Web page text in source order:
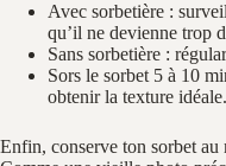
Avec sorbetière :
qu’il ne devienne trop
Sans sorbetière :
Sors le sorbet 5 à 10
obtenir la texture idéale.
Enfin, conserve ton sorbet au